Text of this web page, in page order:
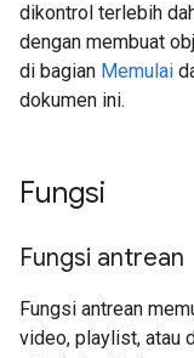
dikontrol terlebih
dengan membuat
di bagian Memulai
dokumen ini.
Fungsi
Fungsi antrean
Fungsi antrean
video, playlist, atau